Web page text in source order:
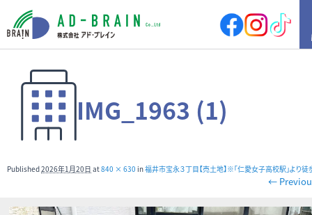
HOME
買いたい
売地
店舗付住宅
マンション
IMG_1963 (1)
Published2026年1月20日 at840 × 630 in福井市宝永３丁目【売土地】※｢仁愛女子高校駅｣より
←